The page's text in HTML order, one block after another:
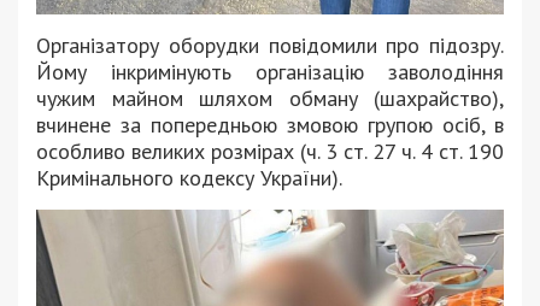
Організатору оборудки повідомили про підозру.
Йому інкримінують організацію заволодіння
чужим майном шляхом обману (шахрайство),
вчинене за попередньою змовою групою осіб, в
особливо великих розмірах (ч. 3 ст. 27 ч. 4 ст. 190
Кримінального кодексу України).